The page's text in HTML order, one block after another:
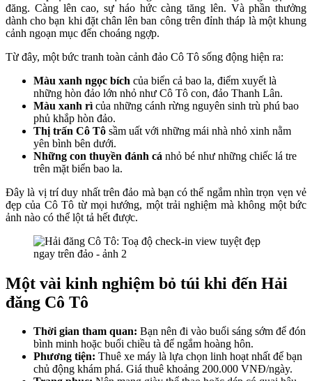
đăng. Càng lên cao, sự háo hức càng tăng lên. Và phần thưởng
dành cho bạn khi đặt chân lên ban công trên đỉnh tháp là một khung
cảnh ngoạn mục đến choáng ngợp.
Từ đây, một bức tranh toàn cảnh đảo Cô Tô sống động hiện ra:
Màu xanh ngọc bích của biển cả bao la, điểm xuyết là
những hòn đảo lớn nhỏ như Cô Tô con, đảo Thanh Lân.
Màu xanh rì của những cánh rừng nguyên sinh trù phú bao
phủ khắp hòn đảo.
Thị trấn Cô Tô sầm uất với những mái nhà nhỏ xinh nằm
yên bình bên dưới.
Những con thuyền đánh cá nhỏ bé như những chiếc lá tre
trên mặt biển bao la.
Đây là vị trí duy nhất trên đảo mà bạn có thể ngắm nhìn trọn vẹn vẻ
đẹp của Cô Tô từ mọi hướng, một trải nghiệm mà không một bức
ảnh nào có thể lột tả hết được.
Một vài kinh nghiệm bỏ túi khi đến Hải
đăng Cô Tô
Thời gian tham quan: Bạn nên đi vào buổi sáng sớm để đón
bình minh hoặc buổi chiều tà để ngắm hoàng hôn.
Phương tiện: Thuê xe máy là lựa chọn linh hoạt nhất để bạn
chủ động khám phá. Giá thuê khoảng 200.000 VNĐ/ngày.